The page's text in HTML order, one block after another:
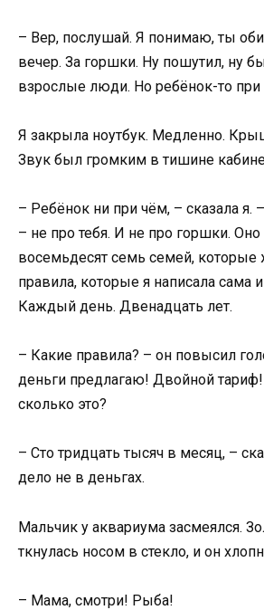
– Вер, послушай. Я понимаю, ты
вечер. За горшки. Ну пошутил, ну
взрослые люди. Но ребёнок-то при
Я закрыла ноутбук. Медленно.
Звук был громким в тишине
– Ребёнок ни при чём, – сказала
– не про тебя. И не про горшки.
восемьдесят семь семей, которые
правила, которые я написала сама
Каждый день. Двенадцать лет.
– Какие правила? – он повысил
деньги предлагаю! Двойной
сколько это?
– Сто тридцать тысяч в месяц, –
дело не в деньгах.
Мальчик у аквариума засмеялся.
ткнулась носом в стекло, и он
– Мама, смотри! Рыба!